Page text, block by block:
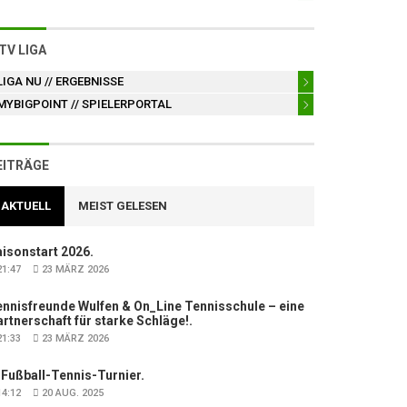
LIGA
NU // ERGEBNISSE
// SPIELERPORTAL
AKTUELL MEIST GELESEN
2026.
23 MÄRZ 2026
Wulfen & On_Line Tennisschule – eine
für starke Schläge!.
23 MÄRZ 2026
Fußball-Tennis-Turnier.
20 AUG. 2025